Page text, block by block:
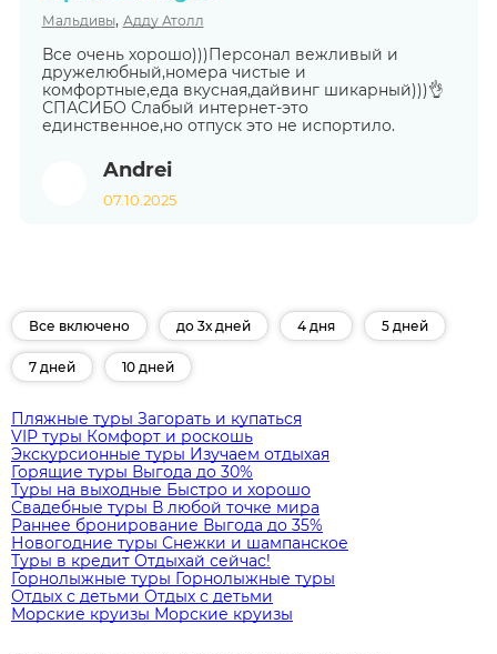
Мальдивы, Адду Атолл
Все очень хорошо)))Персонал вежливый и
дружелюбный,номера чистые и
комфортные,еда вкусная,дайвинг шикарный)))👌
СПАСИБО Слабый интернет-это
единственное,но отпуск это не испортило.
Andrei
07.10.2025
Все включено до 3х дней 4 дня 5 дней
7 дней 10 дней
Пляжные туры Загорать и купаться
VIP туры Комфорт и роскошь
Экскурсионные туры Изучаем отдыхая
Горящие туры Выгода до 30%
Туры на выходные Быстро и хорошо
Свадебные туры В любой точке мира
Раннее бронирование Выгода до 35%
Новогодние туры Снежки и шампанское
Туры в кредит Отдыхай сейчас!
Горнолыжные туры Горнолыжные туры
Отдых с детьми Отдых с детьми
Морские круизы Морские круизы